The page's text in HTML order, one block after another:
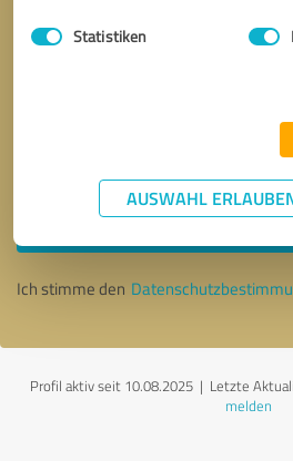
Statistiken
AUSWAHL
Ich stimme den
Profil aktiv seit 10.08.2025 | Letzte
melden